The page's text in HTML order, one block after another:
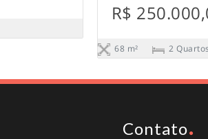
R$
68 m² 2 Quartos
Contato